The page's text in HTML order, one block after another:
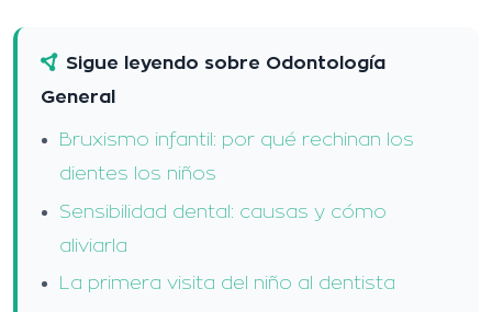
Sigue leyendo sobre Odontología
General
Bruxismo infantil: por qué rechinan los
dientes los niños
Sensibilidad dental: causas y cómo
aliviarla
La primera visita del niño al dentista